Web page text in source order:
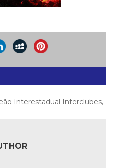
Interestadual Interclubes,